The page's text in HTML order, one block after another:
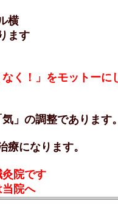
横
ます
く！」をモットーに
」の調整であります
になります。
院です
院へ